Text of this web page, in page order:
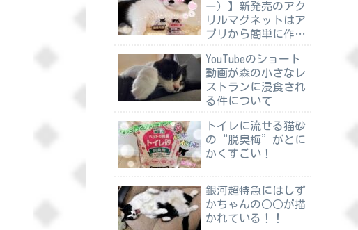
ー）】新発売のアク
リルマグネットはア
プリから簡単に作れ
YouTubeのショート
動画が森の小さなレ
ストランに浸食され
る件について
トイレに流せる猫砂
の“脱臭梅”がとに
かくすごい！
銀河超特急にはしず
かちゃんの○○が描
かれている！！